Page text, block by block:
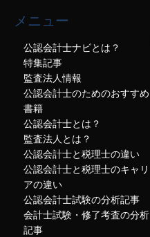
メニュー
公認会計士ナビとは？
特集記事
監査法人情報
公認会計士のためのおすすめ
書籍
公認会計士とは？
監査法人とは？
公認会計士と税理士の違い
公認会計士と税理士のキャリ
アの違い
公認会計士試験の分析記事
会計士試験・修了考査の分析
記事